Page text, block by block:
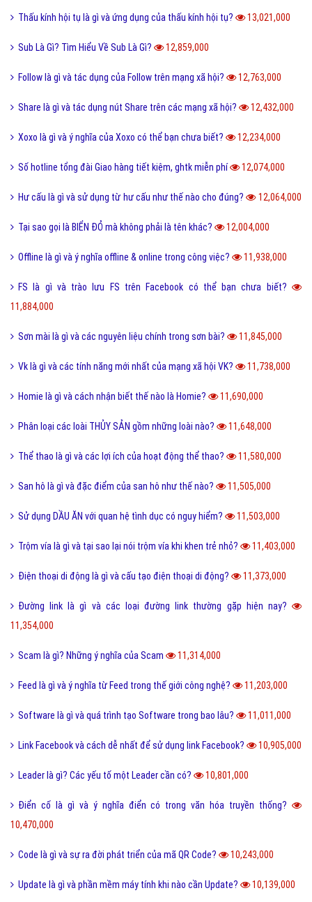
Thấu kính hội tụ là gì và ứng dụng của thấu kính hội tụ? 13,021,000
Sub Là Gì? Tìm Hiểu Về Sub Là Gì? 12,859,000
Follow là gì và tác dụng của Follow trên mạng xã hội? 12,763,000
Share là gì và tác dụng nút Share trên các mạng xã hội? 12,432,000
Xoxo là gì và ý nghĩa của Xoxo có thể bạn chưa biết? 12,234,000
Số hotline tổng đài Giao hàng tiết kiệm, ghtk miễn phí 12,074,000
Hư cấu là gì và sử dụng từ hư cấu như thế nào cho đúng? 12,064,000
Tại sao gọi là BIỂN ĐỎ mà không phải là tên khác? 12,004,000
Offline là gì và ý nghĩa offline & online trong công việc? 11,938,000
FS là gì và trào lưu FS trên Facebook có thể bạn chưa biết?
11,884,000
Sơn mài là gì và các nguyên liệu chính trong sơn bài? 11,845,000
Vk là gì và các tính năng mới nhất của mạng xã hội VK? 11,738,000
Homie là gì và cách nhận biết thế nào là Homie? 11,690,000
Phân loại các loài THỦY SẢN gồm những loài nào? 11,648,000
Thể thao là gì và các lợi ích của hoạt động thể thao? 11,580,000
San hô là gì và đặc điểm của san hô như thế nào? 11,505,000
Sử dụng DẦU ĂN với quan hệ tình dục có nguy hiểm? 11,503,000
Trộm vía là gì và tại sao lại nói trộm vía khi khen trẻ nhỏ? 11,403,000
Điện thoại di động là gì và cấu tạo điện thoại di động? 11,373,000
Đường link là gì và các loại đường link thường gặp hiện nay?
11,354,000
Scam là gì? Những ý nghĩa của Scam 11,314,000
Feed là gì và ý nghĩa từ Feed trong thế giới công nghệ? 11,203,000
Software là gì và quá trình tạo Software trong bao lâu? 11,011,000
Link Facebook và cách dễ nhất để sử dụng link Facebook? 10,905,000
Leader là gì? Các yếu tố một Leader cần có? 10,801,000
Điển cố là gì và ý nghĩa điển có trong văn hóa truyền thống?
10,470,000
Code là gì và sự ra đời phát triển của mã QR Code? 10,243,000
Update là gì và phần mềm máy tính khi nào cần Update? 10,139,000